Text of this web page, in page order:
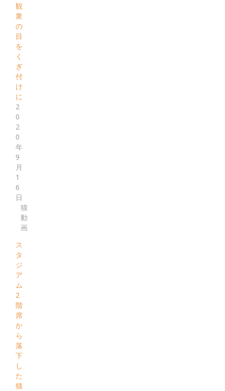
観
衆
の
目
を
く
ぎ
付
け
に
2
0
2
0
年
9
月
1
6
日
猫
動
画
ス
タ
ジ
ア
ム
2
階
席
か
ら
落
下
し
た
猫